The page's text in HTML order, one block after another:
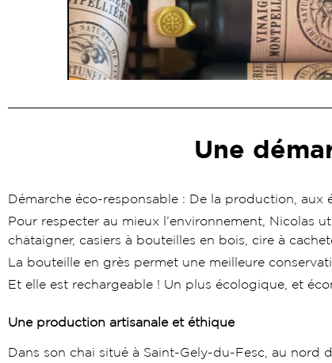
Une
Démarche éco-responsable : De la production,
Pour respecter au mieux l’environnement, Nicolas
châtaigner, casiers à bouteilles en bois, cire à
La bouteille en grès permet une meilleure
Et elle est rechargeable ! Un plus écologique, et
Une production artisanale et éthique
Dans son chai situé à Saint-Gely-du-Fesc, au nord